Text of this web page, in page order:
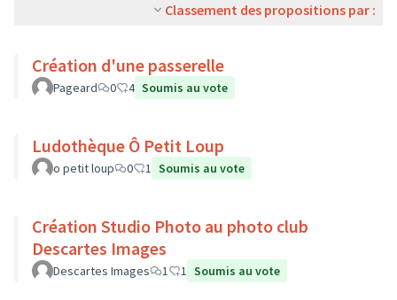
Classement des propositions par :
Création d'une passerelle
Pageard 0 4 Soumis au vote
Ludothèque Ô Petit Loup
o petit loup 0 1 Soumis au vote
Création Studio Photo au photo club
Descartes Images
Descartes Images 1 1 Soumis au vote